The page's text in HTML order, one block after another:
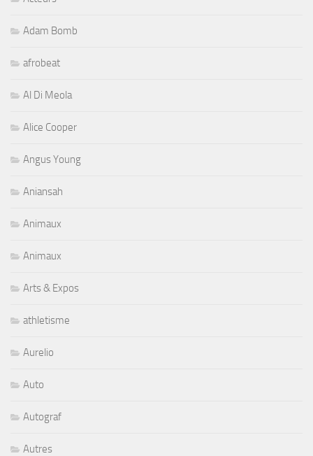
Adam Bomb
afrobeat
Al Di Meola
Alice Cooper
Angus Young
Aniansah
Animaux
Animaux
Arts & Expos
athletisme
Aurelio
Auto
Autograf
Autres